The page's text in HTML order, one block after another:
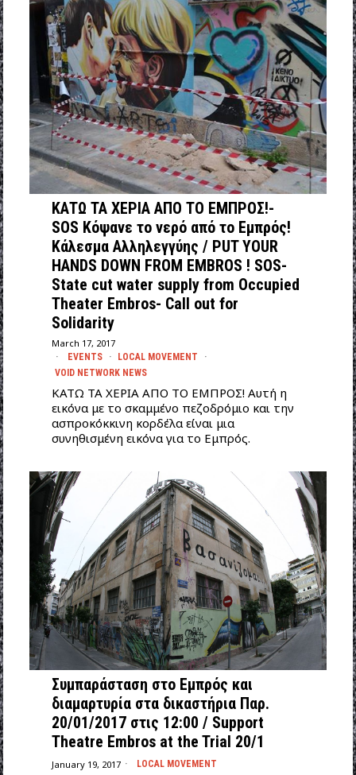
ΚΑΤΩ ΤΑ ΧΕΡΙΑ ΑΠΟ ΤΟ ΕΜΠΡΟΣ!-
SOS Κόψανε το νερό από το Εμπρός!
Κάλεσμα Αλληλεγγύης / PUT YOUR
HANDS DOWN FROM EMBROS ! SOS-
State cut water supply from Occupied
Theater Embros- Call out for
Solidarity
March 17, 2017
EVENTS · LOCAL MOVEMENT
·
VOID NETWORK NEWS
ΚΑΤΩ ΤΑ ΧΕΡΙΑ ΑΠΟ ΤΟ ΕΜΠΡΟΣ! Αυτή η
εικόνα με το σκαμμένο πεζοδρόμιο και την
ασπροκόκκινη κορδέλα είναι μια
συνηθισμένη εικόνα για το Εμπρός.
Συμπαράσταση στο Εμπρός και
διαμαρτυρία στα δικαστήρια Παρ.
20/01/2017 στις 12:00 / Support
Theatre Embros at the Trial 20/1
January 19, 2017 LOCAL MOVEMENT